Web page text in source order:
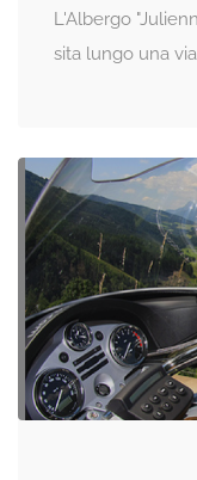
L'Albergo
sita lungo una via